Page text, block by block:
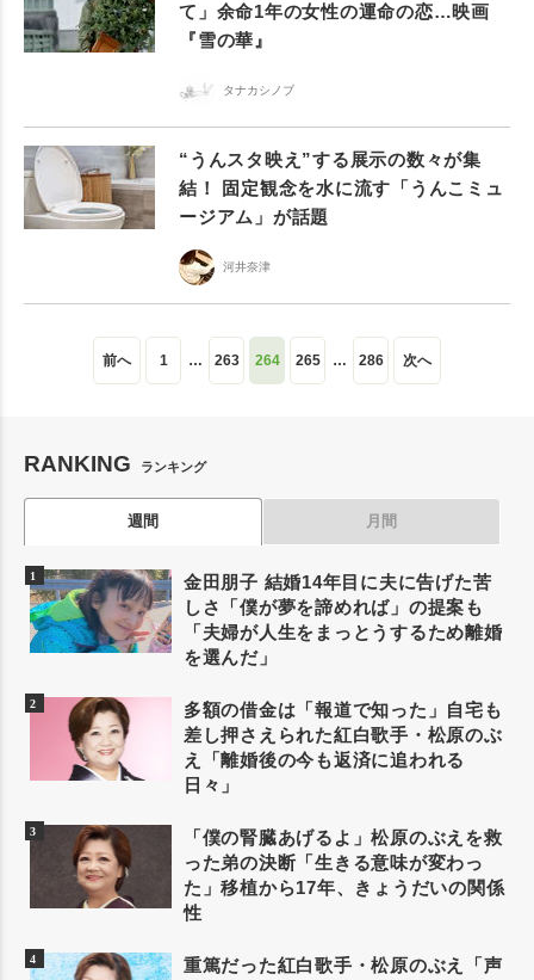
て」余命1年の女性の運命の恋…映画
『雪の華』
タナカシノブ
“うんスタ映え”する展示の数々が集
結！ 固定観念を水に流す「うんこミュ
ージアム」が話題
河井奈津
前へ 1 … 263 264 265 … 286 次へ
RANKING ランキング
週間 月間
金田朋子 結婚14年目に夫に告げた苦
しさ「僕が夢を諦めれば」の提案も
「夫婦が人生をまっとうするため離婚
を選んだ」
多額の借金は「報道で知った」自宅も
差し押さえられた紅白歌手・松原のぶ
え「離婚後の今も返済に追われる
日々」
「僕の腎臓あげるよ」松原のぶえを救
った弟の決断「生きる意味が変わっ
た」移植から17年、きょうだいの関係
性
重篤だった紅白歌手・松原のぶえ「声